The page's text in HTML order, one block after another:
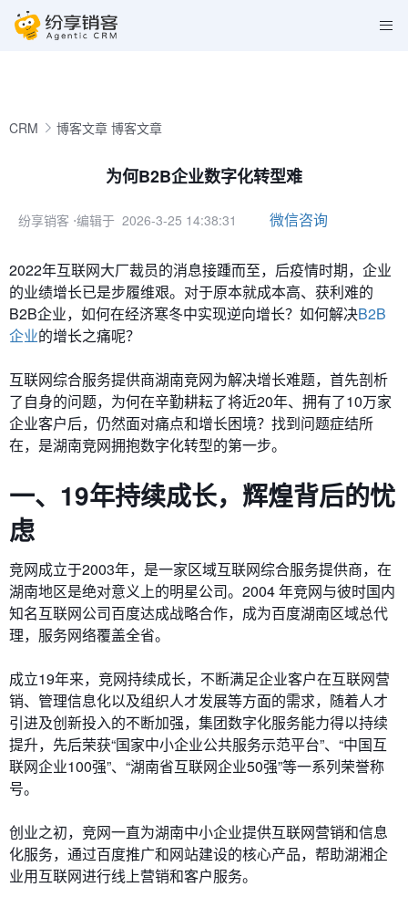
CRM 博客文章 博客文章
为何B2B企业数字化转型难
纷享销客 ⋅编辑于 2026-3-25 14:38:31 微信咨询
2022年互联网大厂裁员的消息接踵而至，后疫情时期，企业
的业绩增长已是步履维艰。对于原本就成本高、获利难的
B2B企业，如何在经济寒冬中实现逆向增长？如何解决B2B
企业的增长之痛呢？
互联网综合服务提供商湖南竞网为解决增长难题，首先剖析
了自身的问题，为何在辛勤耕耘了将近20年、拥有了10万家
企业客户后，仍然面对痛点和增长困境？找到问题症结所
在，是湖南竞网拥抱数字化转型的第一步。
一、19年持续成长，辉煌背后的忧
虑
竞网成立于2003年，是一家区域互联网综合服务提供商，在
湖南地区是绝对意义上的明星公司。2004 年竞网与彼时国内
知名互联网公司百度达成战略合作，成为百度湖南区域总代
理，服务网络覆盖全省。
成立19年来，竞网持续成长，不断满足企业客户在互联网营
销、管理信息化以及组织人才发展等方面的需求，随着人才
引进及创新投入的不断加强，集团数字化服务能力得以持续
提升，先后荣获“国家中小企业公共服务示范平台”、“中国互
联网企业100强”、“湖南省互联网企业50强”等一系列荣誉称
号。
创业之初，竞网一直为湖南中小企业提供互联网营销和信息
化服务，通过百度推广和网站建设的核心产品，帮助湖湘企
业用互联网进行线上营销和客户服务。